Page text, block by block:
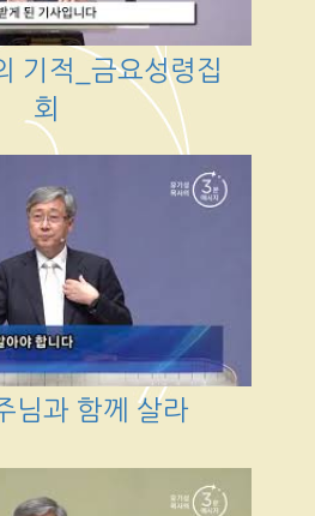
기적_금요성령집
회
님과 함께 살라